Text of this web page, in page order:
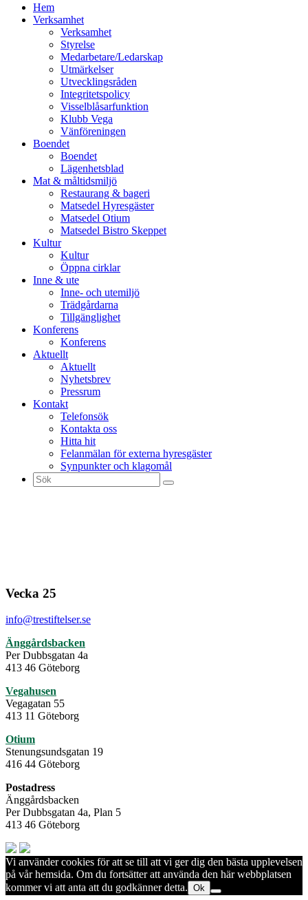
vidare
Hem
Verksamhet
Verksamhet
Styrelse
Medarbetare/Ledarskap
Utmärkelser
Utvecklingsråden
Integritetspolicy
Visselblåsarfunktion
Klubb Vega
Vänföreningen
Boendet
Boendet
Lägenhetsblad
Mat & måltidsmiljö
Restaurang & bageri
Matsedel Hyresgäster
Matsedel Otium
Matsedel Bistro Skeppet
Kultur
Kultur
Öppna cirklar
Inne & ute
Inne- och utemiljö
Trädgårdarna
Tillgänglighet
Konferens
Konferens
Aktuellt
Aktuellt
Nyhetsbrev
Pressrum
Kontakt
Telefonsök
Kontakta oss
Hitta hit
Felanmälan för externa hyresgäster
Synpunkter och klagomål
Sök
efter:
Vecka 25
info@trestiftelser.se
Änggårdsbacken
Per Dubbsgatan 4a
413 46 Göteborg
Vegahusen
Vegagatan 55
413 11 Göteborg
Otium
Stenungsundsgatan 19
416 44 Göteborg
Postadress
Änggårdsbacken
Per Dubbsgatan 4a, Plan 5
413 46 Göteborg
Vi använder cookies för att se till att vi ger dig den bästa upplevelsen
på vår hemsida. Om du fortsätter att använda den här webbplatsen
kommer vi att anta att du godkänner detta. Ok